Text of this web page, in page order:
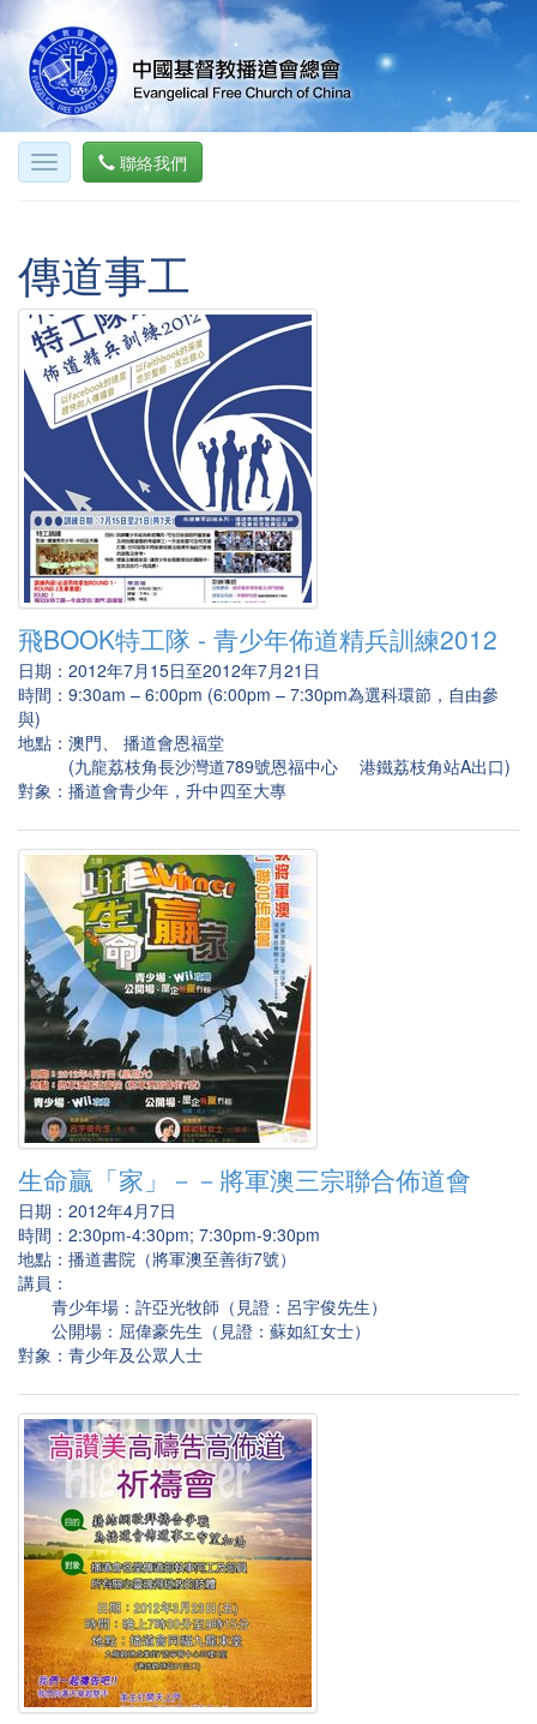
聯絡我們
傳道事工
飛BOOK特工隊 - 青少年佈道精兵訓練2012
日期：2012年7月15日至2012年7月21日
時間：9:30am – 6:00pm (6:00pm – 7:30pm為選科環節，自由參
與)
地點：澳門、 播道會恩福堂
(九龍荔枝角長沙灣道789號恩福中心 港鐵荔枝角站A出口)
對象：播道會青少年，升中四至大專
生命贏「家」－－將軍澳三宗聯合佈道會
日期：2012年4月7日
時間：2:30pm-4:30pm; 7:30pm-9:30pm
地點：播道書院（將軍澳至善街7號）
講員：
青少年場：許亞光牧師（見證：呂宇俊先生）
公開場：屈偉豪先生（見證：蘇如紅女士）
對象：青少年及公眾人士